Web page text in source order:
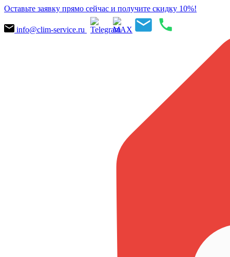
Оставьте заявку прямо сейчас и получите скидку 10%!
info@clim-service.ru